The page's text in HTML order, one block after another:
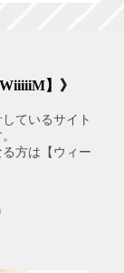
】》
ているサイト
方は【ウィー